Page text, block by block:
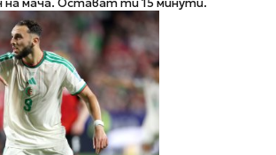
на мача. Остават ти 15 минути.